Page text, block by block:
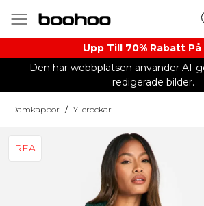
Upp Till 70% Rabatt
Den här webbplatsen använder AI-
redigerade bilder.
Damkappor / Yllerockar
REA